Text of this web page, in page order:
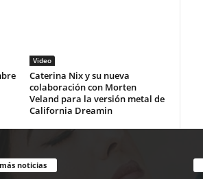
Video
Caterina Nix y su nueva
colaboración con Morten
Veland para la versión metal de
California Dreamin
noticias